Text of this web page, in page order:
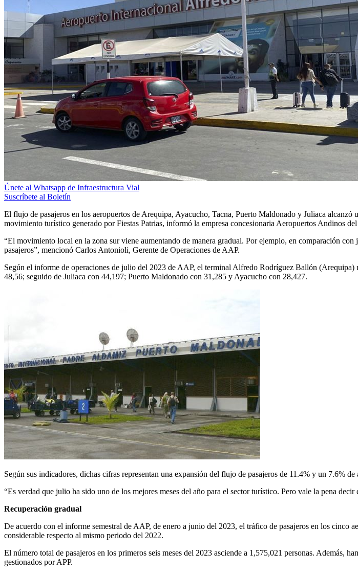
Únete al Whatsapp de Infraestructura Vial
Suscríbete al Boletín
El flujo de pasajeros en los aeropuertos de Arequipa, Ayacucho, Tacna, Puerto Maldonado y Juliaca
movimiento turístico generado por Fiestas Patrias, informó la empresa concesionaria Aeropuertos Andinos
“El movimiento local en la zona sur viene aumentando de manera gradual. Por ejemplo, en comparación
pasajeros”, mencionó Carlos Antonioli, Gerente de Operaciones de AAP.
Según el informe de operaciones de julio del 2023 de AAP, el terminal Alfredo Rodríguez Ballón (Arequipa)
48,56; seguido de Juliaca con 44,197; Puerto Maldonado con 31,285 y Ayacucho con 28,427.
Según sus indicadores, dichas cifras representan una expansión del flujo de pasajeros de 11.4% y un 7.6%
“Es verdad que julio ha sido uno de los mejores meses del año para el sector turístico. Pero vale la pena
Recuperación gradual
De acuerdo con el informe semestral de AAP, de enero a junio del 2023, el tráfico de pasajeros en los cinco
considerable respecto al mismo periodo del 2022.
El número total de pasajeros en los primeros seis meses del 2023 asciende a 1,575,021 personas. Además,
gestionados por APP.